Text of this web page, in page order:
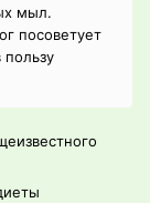
мыл.
посоветует
пользу